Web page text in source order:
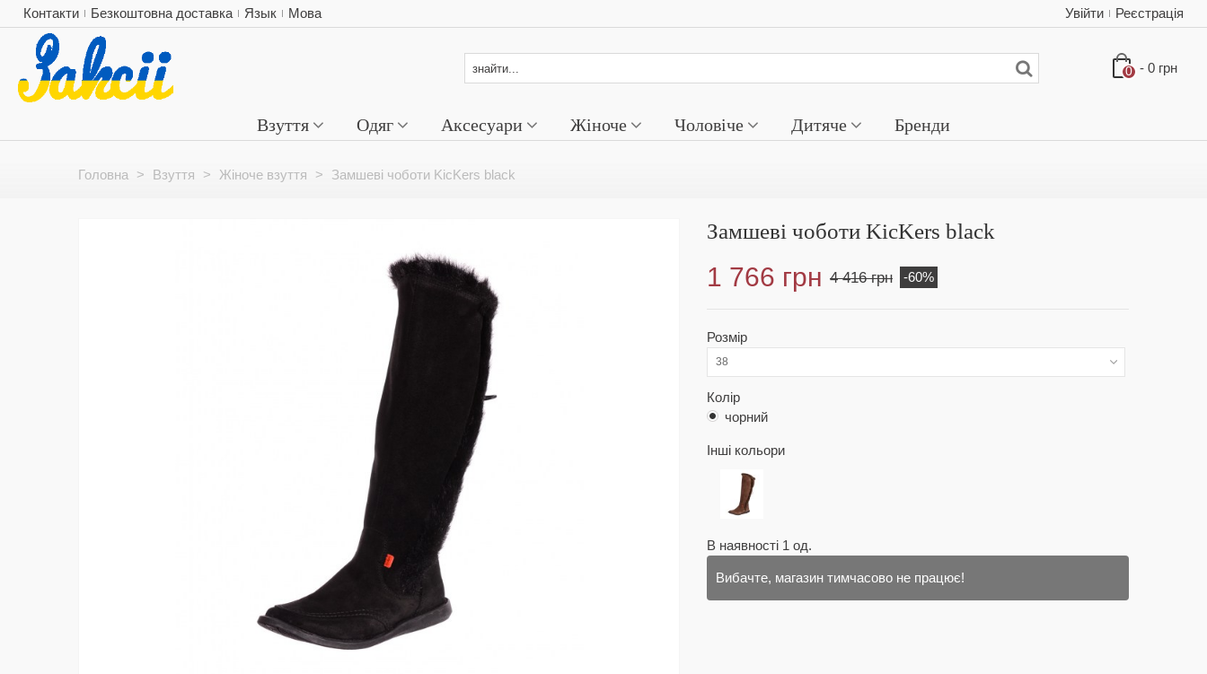
Контакти Безкоштовна доставка Язык Мова Реєстрація
Увійти
0 - 0 грн
Взуття Одяг Аксесуари Жіноче Чоловіче Дитяче Бренди
Головна > Взуття > Жіноче взуття > Замшеві чоботи KicKers black
Замшеві чоботи KicKers black
1 766 грн 4 416 грн -60%
Розмір
38
Колір
чорний
Інші кольори
В наявності 1 од.
Вибачте, магазин тимчасово не працює!